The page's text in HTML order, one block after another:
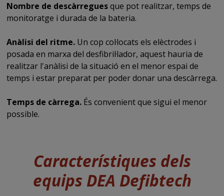
Nombre de descàrreguesque pot realitzar, temps de
monitoratge i durada de la bateria.
Anàlisi del ritme. Un cop col·locats els elèctrodes i
posada en marxa del desfibril·lador, aquest hauria de
realitzar l'anàlisi de la situació en el menor espai de
temps i estar preparat per poder donar una descàrrega.
Temps de càrrega. És convenient que sigui el menor
possible.
Característiques dels
equips DEA Defibtech